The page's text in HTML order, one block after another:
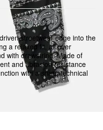
streetwear edge into the
a relaxed fit, all over
with drawstring. Made of
and abrasion resistance
with a sharp technical